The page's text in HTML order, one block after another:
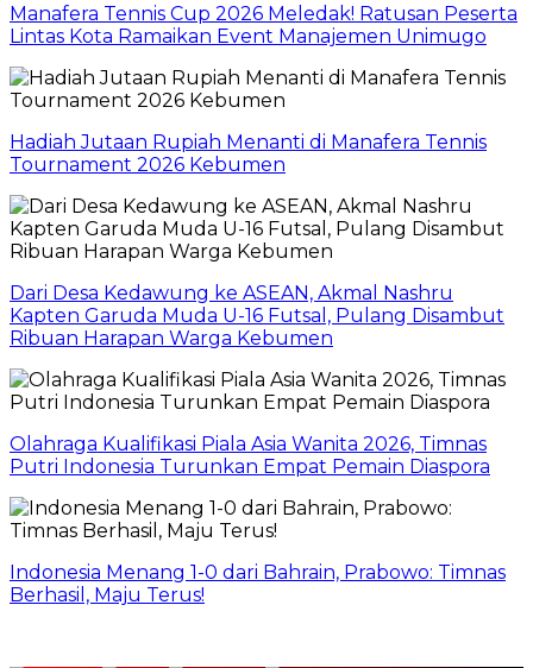
Manafera Tennis Cup 2026 Meledak! Ratusan Peserta
Lintas Kota Ramaikan Event Manajemen Unimugo
Hadiah Jutaan Rupiah Menanti di Manafera Tennis
Tournament 2026 Kebumen
Dari Desa Kedawung ke ASEAN, Akmal Nashru
Kapten Garuda Muda U-16 Futsal, Pulang Disambut
Ribuan Harapan Warga Kebumen
Olahraga Kualifikasi Piala Asia Wanita 2026, Timnas
Putri Indonesia Turunkan Empat Pemain Diaspora
Indonesia Menang 1-0 dari Bahrain, Prabowo: Timnas
Berhasil, Maju Terus!